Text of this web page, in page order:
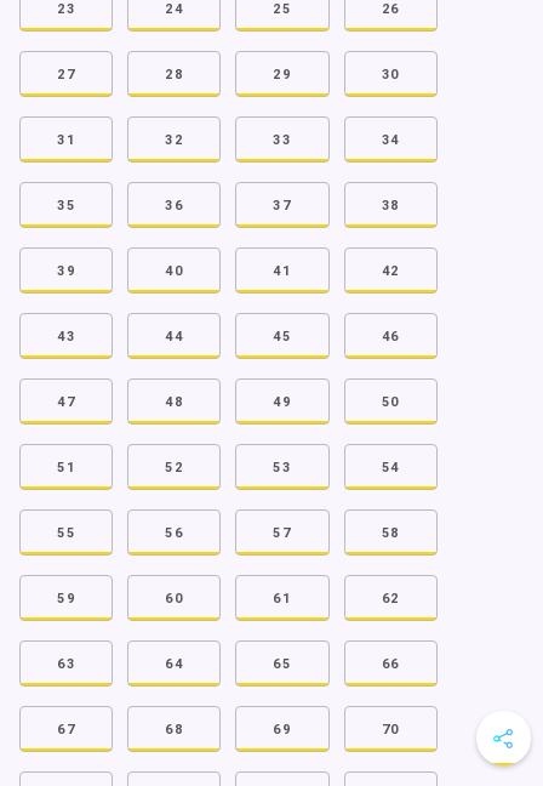
23 24 25 26
27 28 29 30
31 32 33 34
35 36 37 38
39 40 41 42
43 44 45 46
47 48 49 50
51 52 53 54
55 56 57 58
59 60 61 62
63 64 65 66
67 68 69 70